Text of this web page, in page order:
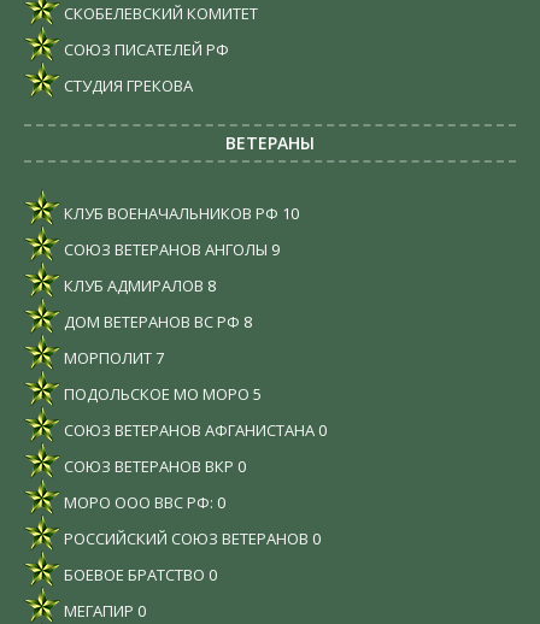
СКОБЕЛЕВСКИЙ КОМИТЕТ
СОЮЗ ПИСАТЕЛЕЙ РФ
СТУДИЯ ГРЕКОВА
ВЕТЕРАНЫ
КЛУБ ВОЕНАЧАЛЬНИКОВ РФ 10
СОЮЗ ВЕТЕРАНОВ АНГОЛЫ 9
КЛУБ АДМИРАЛОВ 8
ДОМ ВЕТЕРАНОВ ВС РФ 8
МОРПОЛИТ7
ПОДОЛЬСКОЕ МО МОРО 5
СОЮЗ ВЕТЕРАНОВ АФГАНИСТАНА 0
СОЮЗ ВЕТЕРАНОВ ВКР 0
МОРО ООО ВВС РФ: 0
РОССИЙСКИЙ СОЮЗ ВЕТЕРАНОВ 0
БОЕВОЕ БРАТСТВО 0
МЕГАПИР 0